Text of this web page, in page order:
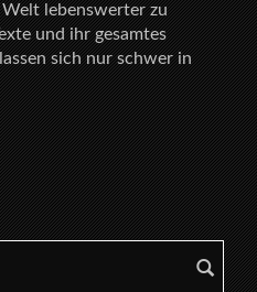
lebenswerter zu
und ihr gesamtes
sich nur schwer in